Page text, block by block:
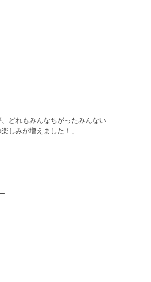
どれもみんなちがったみんない
しみが増えました！」